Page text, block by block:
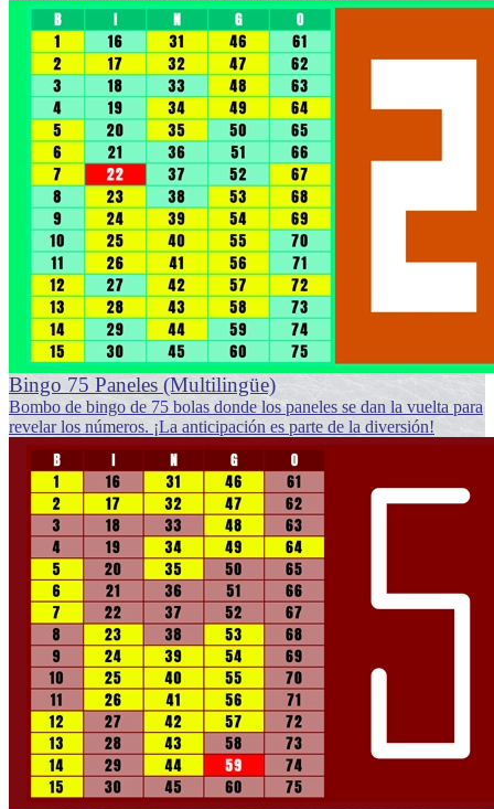
Bingo 75 Paneles (Multilingüe)
Bombo de bingo de 75 bolas donde los paneles se dan la vuelta para
revelar los números. ¡La anticipación es parte de la diversión!